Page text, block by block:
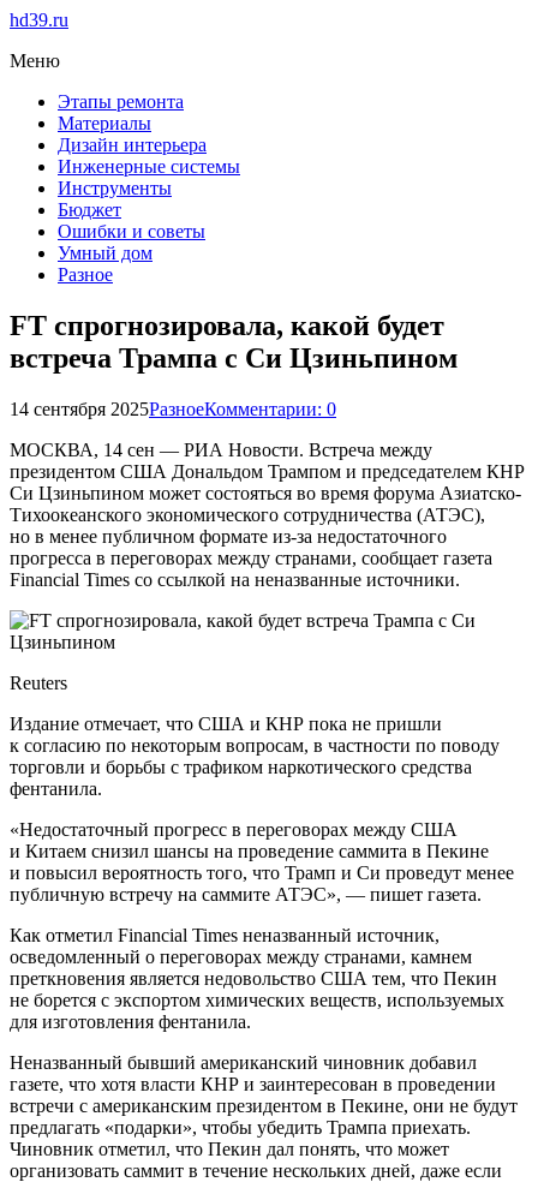
hd39.ru
Меню
Этапы ремонта
Материалы
Дизайн интерьера
Инженерные системы
Инструменты
Бюджет
Ошибки и советы
Умный дом
Разное
FT спрогнозировала, какой будет
встреча Трампа с Си Цзиньпином
14 сентября 2025РазноеКомментарии: 0
МОСКВА, 14 сен — РИА Новости. Встреча между
президентом США Дональдом Трампом и председателем КНР
Си Цзиньпином может состояться во время форума Азиатско-
Тихоокеанского экономического сотрудничества (АТЭС),
но в менее публичном формате из-за недостаточного
прогресса в переговорах между странами, сообщает газета
Financial Times со ссылкой на неназванные источники.
Reuters
Издание отмечает, что США и КНР пока не пришли
к согласию по некоторым вопросам, в частности по поводу
торговли и борьбы с трафиком наркотического средства
фентанила.
«Недостаточный прогресс в переговорах между США
и Китаем снизил шансы на проведение саммита в Пекине
и повысил вероятность того, что Трамп и Си проведут менее
публичную встречу на саммите АТЭС», — пишет газета.
Как отметил Financial Times неназванный источник,
осведомленный о переговорах между странами, камнем
преткновения является недовольство США тем, что Пекин
не борется с экспортом химических веществ, используемых
для изготовления фентанила.
Неназванный бывший американский чиновник добавил
газете, что хотя власти КНР и заинтересован в проведении
встречи с американским президентом в Пекине, они не будут
предлагать «подарки», чтобы убедить Трампа приехать.
Чиновник отметил, что Пекин дал понять, что может
организовать саммит в течение нескольких дней, даже если